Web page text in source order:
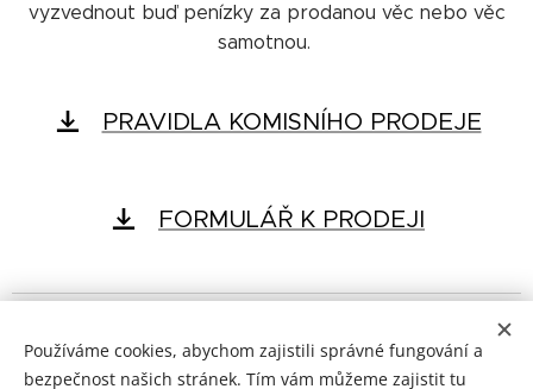
vyzvednout buď penízky za prodanou věc nebo věc
samotnou.
PRAVIDLA KOMISNÍHO PRODEJE
FORMULÁŘ K PRODEJI
© 2025 Všechna práva na shimmy vyhrazena
Powered by Dum Tek Tek Dum Tek ♥
Používáme cookies, abychom zajistili správné fungování a
bezpečnost našich stránek. Tím vám můžeme zajistit tu